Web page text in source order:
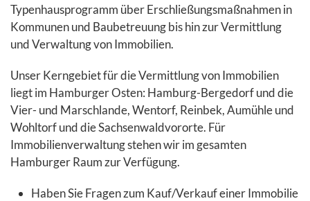
Typenhausprogramm über Erschließungsmaßnahmen in
Kommunen und Baubetreuung bis hin zur Vermittlung
und Verwaltung von Immobilien.
Unser Kerngebiet für die Vermittlung von Immobilien
liegt im Hamburger Osten: Hamburg-Bergedorf und die
Vier- und Marschlande, Wentorf, Reinbek, Aumühle und
Wohltorf und die Sachsenwaldvororte. Für
Immobilienverwaltung stehen wir im gesamten
Hamburger Raum zur Verfügung.
Haben Sie Fragen zum Kauf/Verkauf einer Immobilie